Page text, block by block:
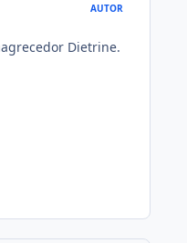
AUTOR
Dietrine.